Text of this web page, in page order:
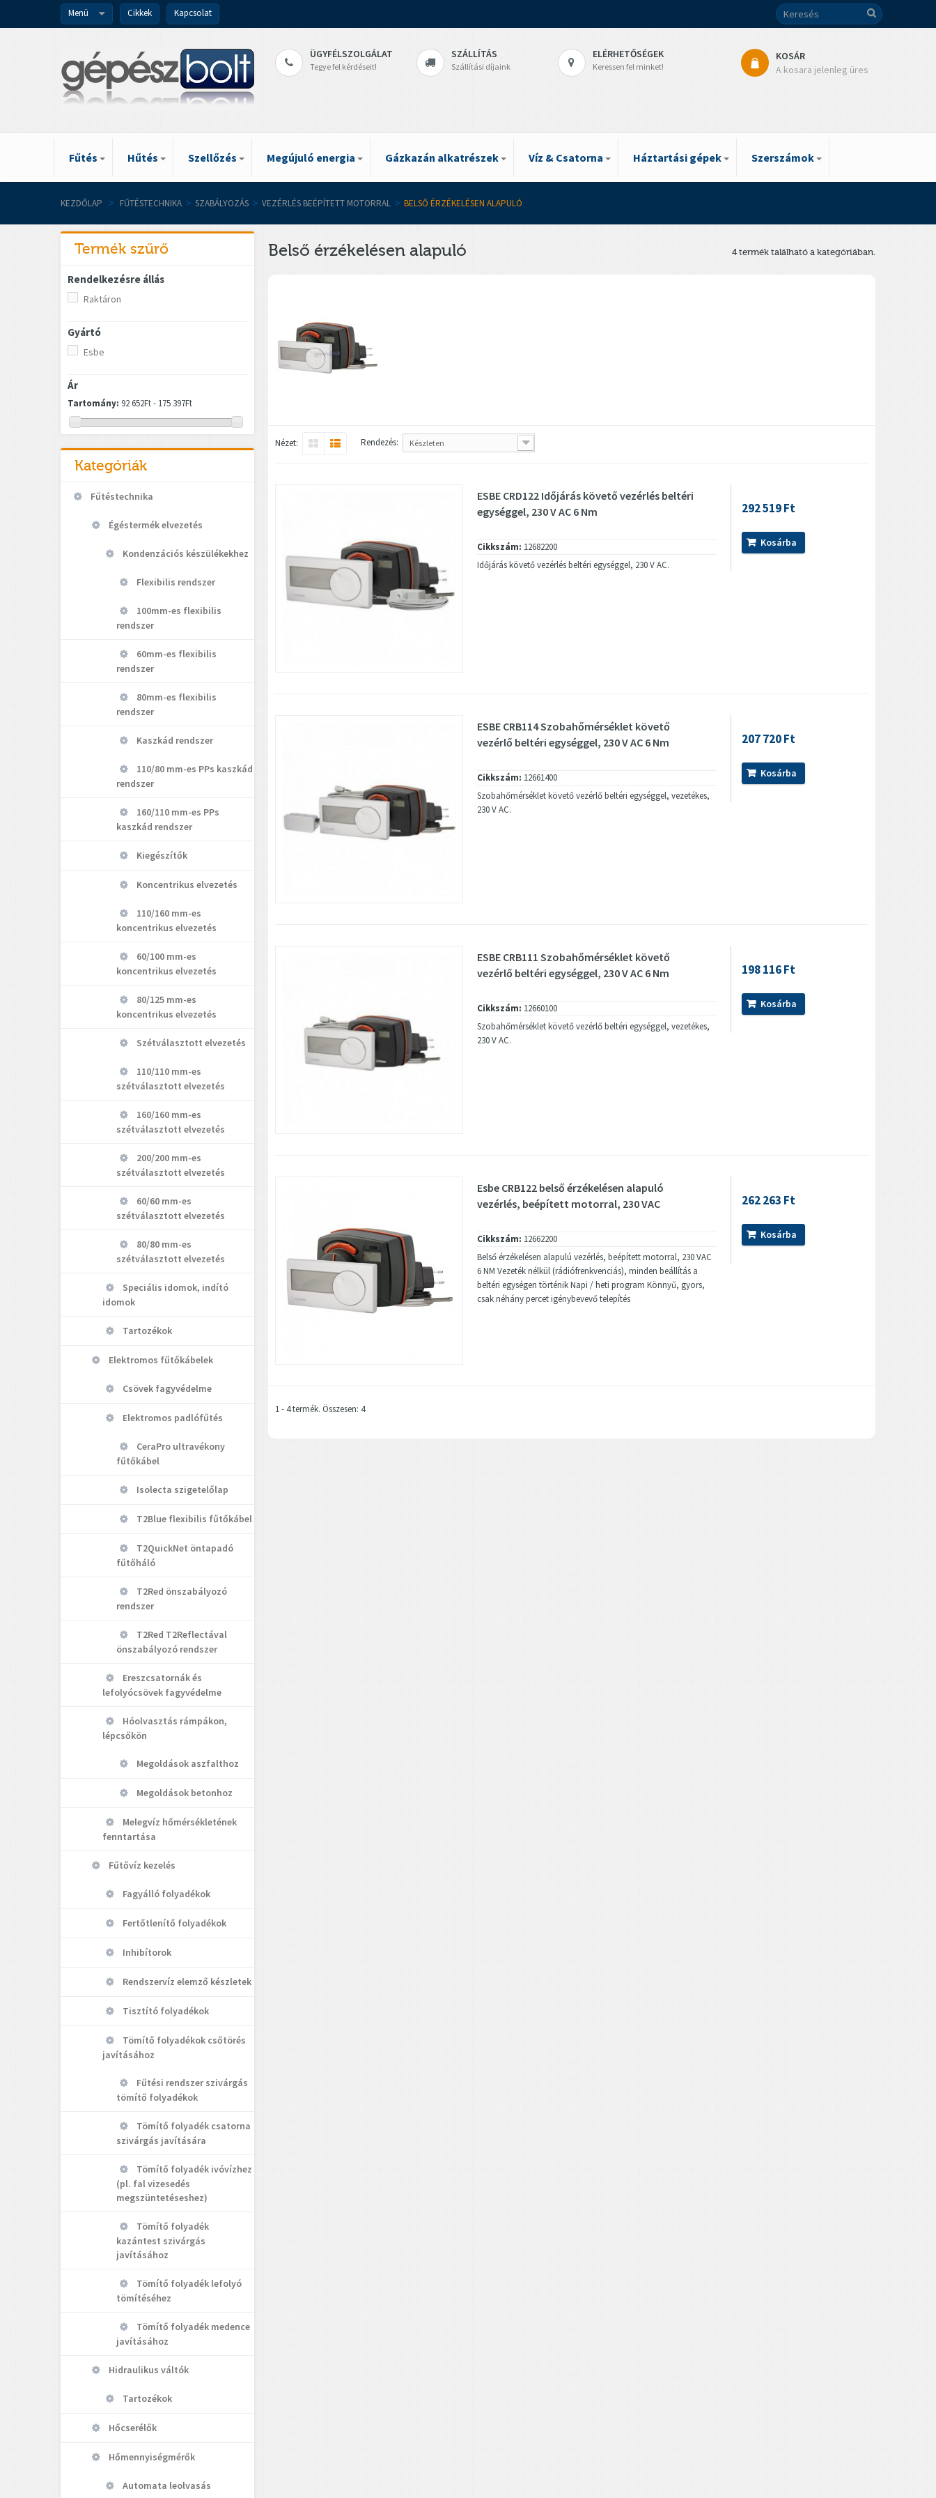
Menü Cikkek Kapcsolat
ÜGYFÉLSZOLGÁLAT
Tegye fel kérdéseit!
SZÁLLÍTÁS
Szállítási díjaink
ELÉRHETŐSÉGEK
Keressen fel minket!
KOSÁR
A kosara jelenleg üres
Fűtés Hűtés Szellőzés Megújuló energia Gázkazán alkatrészek Víz & Csatorna Háztartási gépek Szerszámok
KEZDŐLAP > FŰTÉSTECHNIKA > SZABÁLYOZÁS > VEZÉRLÉS BEÉPÍTETT MOTORRAL > BELSŐ ÉRZÉKELÉSEN ALAPULÓ
Termék szűrő
Rendelkezésre állás
Raktáron
Gyártó
Esbe
Ár
Tartomány: 92 652Ft - 175 397Ft
Kategóriák
Fűtéstechnika
Égéstermék elvezetés
Kondenzációs készülékekhez
Flexibilis rendszer
100mm-es flexibilis
rendszer
60mm-es flexibilis
rendszer
80mm-es flexibilis
rendszer
Kaszkád rendszer
110/80 mm-es PPs kaszkád
rendszer
160/110 mm-es PPs
kaszkád rendszer
Kiegészítők
Koncentrikus elvezetés
110/160 mm-es
koncentrikus elvezetés
60/100 mm-es
koncentrikus elvezetés
80/125 mm-es
koncentrikus elvezetés
Szétválasztott elvezetés
110/110 mm-es
szétválasztott elvezetés
160/160 mm-es
szétválasztott elvezetés
200/200 mm-es
szétválasztott elvezetés
60/60 mm-es
szétválasztott elvezetés
80/80 mm-es
szétválasztott elvezetés
Speciális idomok, indító
idomok
Tartozékok
Elektromos fűtőkábelek
Csövek fagyvédelme
Elektromos padlófűtés
CeraPro ultravékony
fűtőkábel
Isolecta szigetelőlap
T2Blue flexibilis fűtőkábel
T2QuickNet öntapadó
fűtőháló
T2Red önszabályozó
rendszer
T2Red T2Reflectával
önszabályozó rendszer
Ereszcsatornák és
lefolyócsövek fagyvédelme
Hóolvasztás rámpákon,
lépcsőkön
Megoldások aszfalthoz
Megoldások betonhoz
Melegvíz hőmérsékletének
fenntartása
Fűtővíz kezelés
Fagyálló folyadékok
Fertőtlenítő folyadékok
Inhibítorok
Rendszervíz elemző készletek
Tisztító folyadékok
Tömítő folyadékok csőtörés
javításához
Fűtési rendszer szivárgás
tömítő folyadékok
Tömítő folyadék csatorna
szivárgás javítására
Tömítő folyadék ivóvízhez
(pl. fal vizesedés
megszüntetéseshez)
Tömítő folyadék
kazántest szivárgás
javításához
Tömítő folyadék lefolyó
tömítéséhez
Tömítő folyadék medence
javításához
Hidraulikus váltók
Tartozékok
Hőcserélők
Hőmennyiségmérők
Automata leolvasás
Belső érzékelésen alapuló 4 termék található a kategóriában.
Nézet: Rendezés: Készleten
ESBE CRD122 Időjárás követő vezérlés beltéri
egységgel, 230 V AC 6 Nm
Cikkszám: 12682200
Időjárás követő vezérlés beltéri egységgel, 230 V AC.
292 519 Ft
Kosárba
ESBE CRB114 Szobahőmérséklet követő
vezérlő beltéri egységgel, 230 V AC 6 Nm
Cikkszám: 12661400
Szobahőmérséklet követő vezérlő beltéri egységgel, vezetékes,
230 V AC.
207 720 Ft
Kosárba
ESBE CRB111 Szobahőmérséklet követő
vezérlő beltéri egységgel, 230 V AC 6 Nm
Cikkszám: 12660100
Szobahőmérséklet követő vezérlő beltéri egységgel, vezetékes,
230 V AC.
198 116 Ft
Kosárba
Esbe CRB122 belső érzékelésen alapuló
vezérlés, beépített motorral, 230 VAC
Cikkszám: 12662200
Belső érzékelésen alapulú vezérlés, beépített motorral, 230 VAC
6 NM Vezeték nélkül (rádiófrenkvenciás), minden beállítás a
beltéri egységen történik Napi / heti program Könnyű, gyors,
csak néhány percet igénybevevő telepítés
262 263 Ft
Kosárba
1 - 4 termék. Összesen: 4